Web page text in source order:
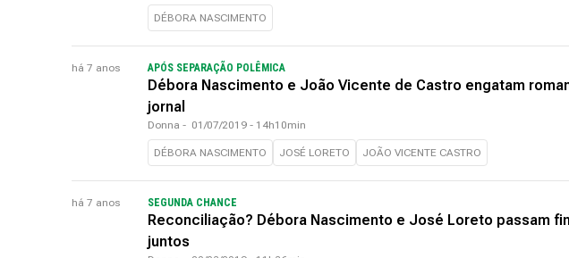
DÉBORA NASCIMENTO
há 7 anos APÓS SEPARAÇÃO POLÊMICA
Débora Nascimento e João Vicente de Castro engatam
jornal
Donna - 01/07/2019 - 14h10min
DÉBORA NASCIMENTO JOSÉ LORETO JOÃO VICENTE CASTRO
há 7 anos SEGUNDA CHANCE
Reconciliação? Débora Nascimento e José Loreto passam
juntos